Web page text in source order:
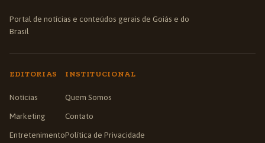
Portal de notícias e conteúdos gerais de Goiás e do
Brasil
EDITORIAS
Notícias
Marketing
Entretenimento
INSTITUCIONAL
Quem Somos
Contato
Política de Privacidade